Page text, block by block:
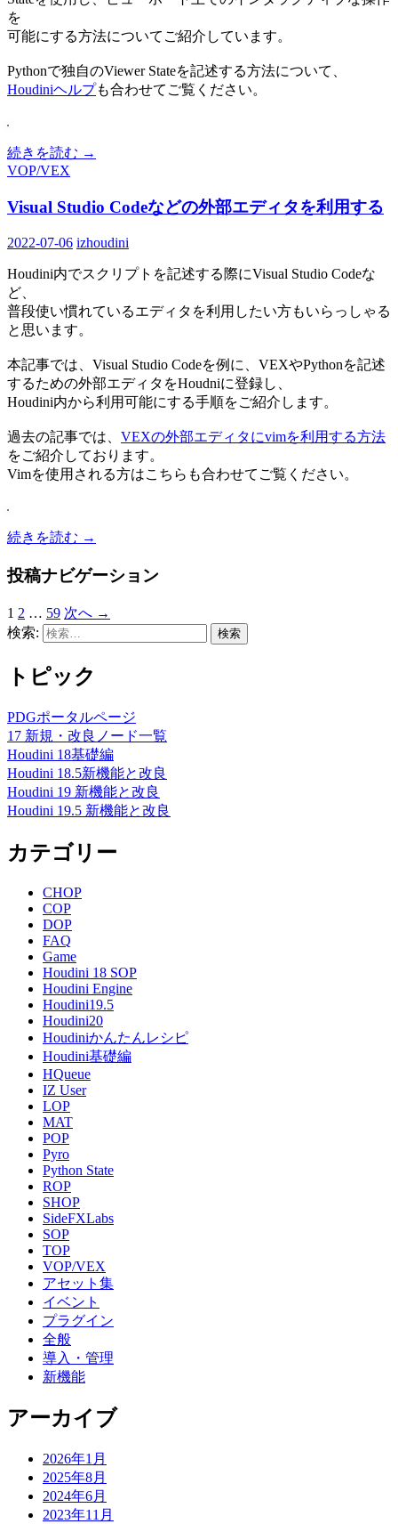
を
可能にする方法についてご紹介しています。
Pythonで独自のViewer Stateを記述する方法について、
Houdiniヘルプも合わせてご覧ください。
続きを読む →
VOP/VEX
Visual Studio Codeなどの外部エディタを利用する
2022-07-06 izhoudini
Houdini内でスクリプトを記述する際にVisual Studio Codeな
ど、
普段使い慣れているエディタを利用したい方もいらっしゃる
と思います。
本記事では、Visual Studio Codeを例に、VEXやPythonを記述
するための外部エディタをHoudniに登録し、
Houdini内から利用可能にする手順をご紹介します。
過去の記事では、 VEXの外部エディタにvimを利用する方法
をご紹介しております。
Vimを使用される方はこちらも合わせてご覧ください。
続きを読む →
投稿ナビゲーション
1 2 … 59 次へ →
検索:
トピック
PDGポータルページ
17 新規・改良ノード一覧
Houdini 18基礎編
Houdini 18.5新機能と改良
Houdini 19 新機能と改良
Houdini 19.5 新機能と改良
カテゴリー
CHOP
COP
DOP
FAQ
Game
Houdini 18 SOP
Houdini Engine
Houdini19.5
Houdini20
Houdiniかんたんレシピ
Houdini基礎編
HQueue
IZ User
LOP
MAT
POP
Pyro
Python State
ROP
SHOP
SideFXLabs
SOP
TOP
VOP/VEX
アセット集
イベント
プラグイン
全般
導入・管理
新機能
アーカイブ
2026年1月
2025年8月
2024年6月
2023年11月